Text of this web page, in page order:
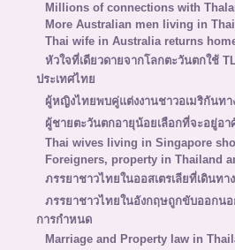
Millions of connections with
More Australian men living in
Thai wife in Australia returns
หัวใจที่เดียวดายจากโลกตะวันตกใช้
ประเทศไทย
ผู้หญิงไทยพบคู่แต่งงานชาวอเมริกันทา
ผู้ชายตะวันตกอายุน้อยเลือกที่จะอยู่อา
Thai wives living in Singapore
Foreigners, property in Thailand
ภรรยาชาวไทยในออสเตรเลียที่เดินท
ภรรยาชาวไทยในอังกฤษถูกขับออกน
การกำหนด
Marriage and Property law in